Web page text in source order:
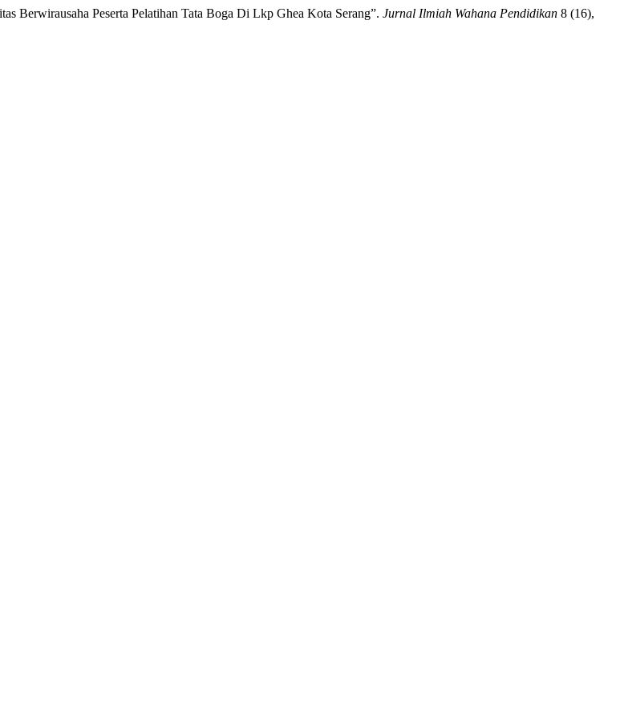
Berwirausaha Peserta Pelatihan Tata Boga Di Lkp Ghea Kota Serang”. Jurnal Ilmiah Wahana Pendidikan 8 (16),